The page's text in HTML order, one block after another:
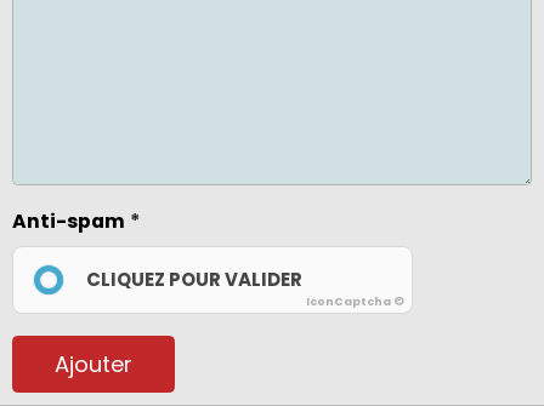
Anti-spam
CLIQUEZ POUR VALIDER
IconCaptcha ©
Ajouter